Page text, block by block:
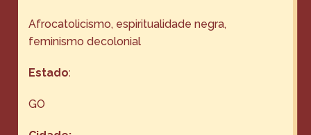
Afrocatolicismo, espiritualidade negra,
feminismo decolonial
Estado:
GO